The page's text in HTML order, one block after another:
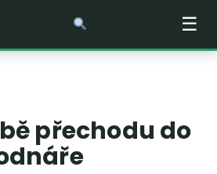
☰
přechodu do